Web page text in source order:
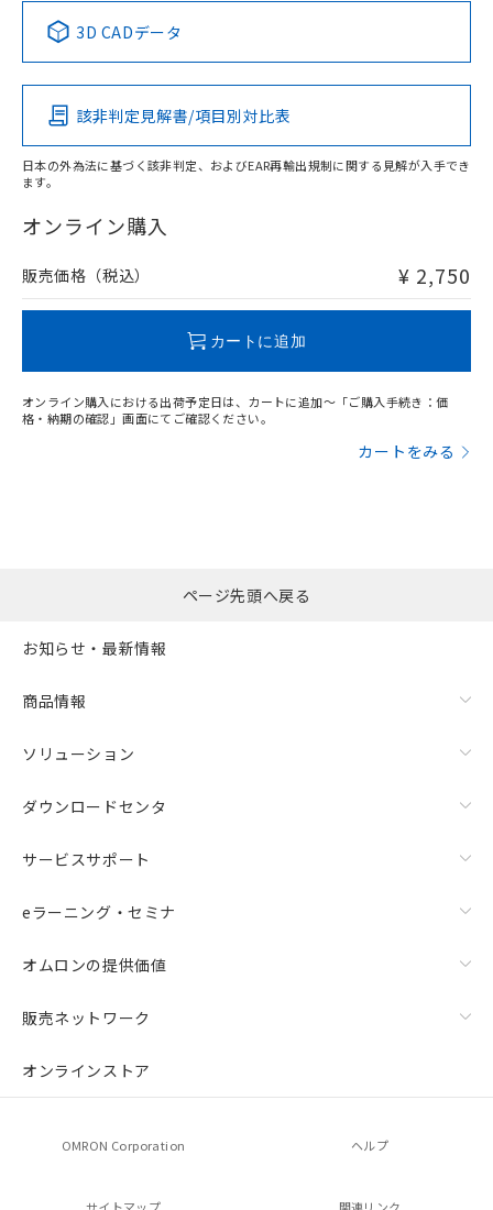
Pb Hg Cd Cr(VI)
O
在庫等で未対応品が混在する可能性があります。
問い合わせください。
3D CADデータ
該非判定見解書/項目別対比表
日本の外為法に基づく該非判定、およびEAR再輸出規制に関する見解が入手でき
ます。
オンライン購入
販売価格（税込） ¥ 2,750
カートに追加
オンライン購入における出荷予定日は、カートに追加～「ご購入手続き：価
格・納期の確認」画面にてご確認ください。
カートをみる
ページ先頭へ戻る
お知らせ・最新情報
商品情報
ソリューション
ダウンロードセンタ
サービスサポート
eラーニング・セミナ
オムロンの提供価値
販売ネットワーク
オンラインストア
OMRON Corporation ヘルプ